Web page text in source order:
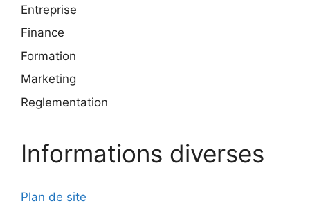
Entreprise
Finance
Formation
Marketing
Reglementation
Informations diverses
Plan de site